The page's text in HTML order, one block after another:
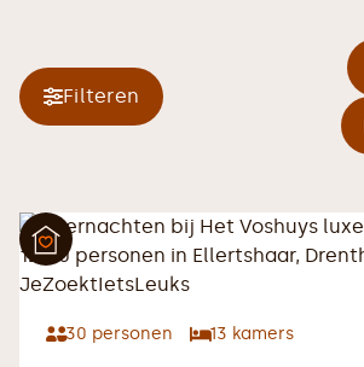
Filteren
30 personen 13 kamers